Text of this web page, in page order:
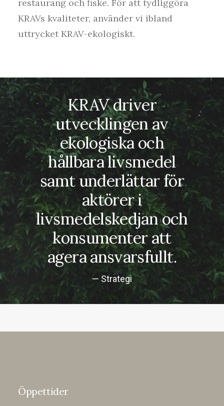
restaurang och fiske. För att tydliggöra
KRAVs kvaliteter, använder vi ibland
uttrycket KRAV-ekologiskt.
KRAV driver
utvecklingen av
ekologiska och
hållbara livsmedel
samt underlättar för
aktörer i
livsmedelskedjan och
konsumenter att
agera ansvarsfullt.
— Strategi
Öppettider